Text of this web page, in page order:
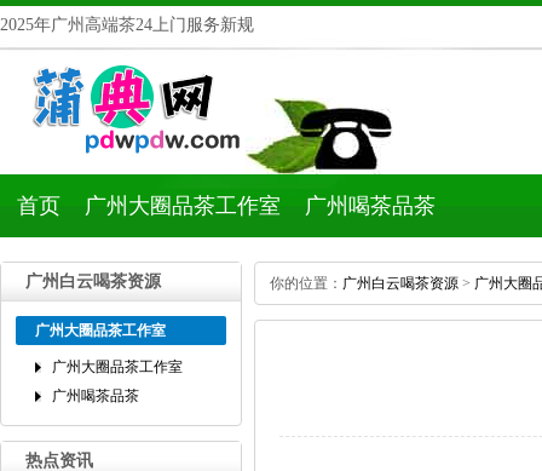
2025年广州高端茶24上门服务新规
首页 广州大圈品茶工作室 广州喝茶品茶
广州白云喝茶资源
广州大圈品茶工作室
广州大圈品茶工作室
广州喝茶品茶
热点资讯
你的位置： 广州白云喝茶资源 > 广州大圈